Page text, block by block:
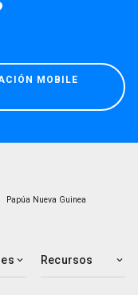
MOBILE
Papúa Nueva Guinea
Recursos